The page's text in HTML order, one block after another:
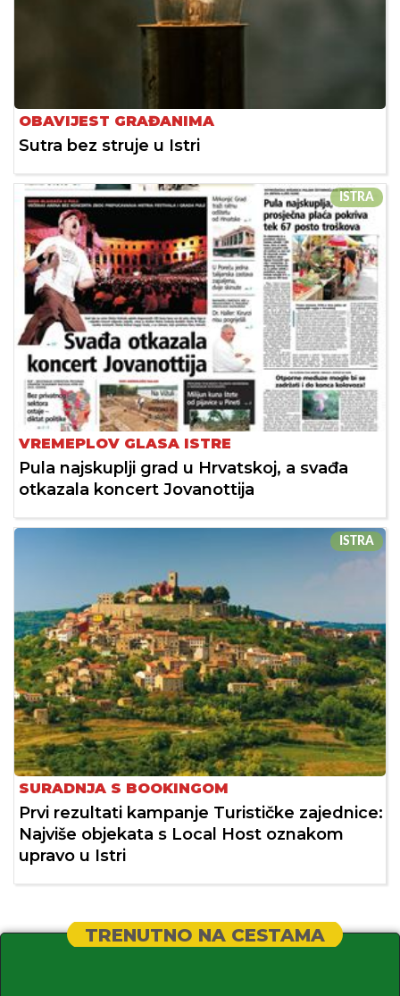
OBAVIJEST GRAĐANIMA
Sutra bez struje u Istri
ISTRA
VREMEPLOV GLASA ISTRE
Pula najskuplji grad u Hrvatskoj, a svađa
otkazala koncert Jovanottija
ISTRA
SURADNJA S BOOKINGOM
Prvi rezultati kampanje Turističke zajednice:
Najviše objekata s Local Host oznakom
upravo u Istri
TRENUTNO NA CESTAMA